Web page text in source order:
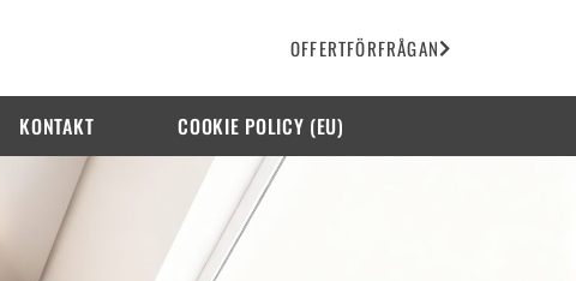
OFFERTFÖRFRÅGAN
KONTAKT COOKIE POLICY (EU)